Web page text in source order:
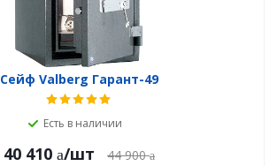
Сейф Valberg Гарант-49
Есть в наличии
40 410 /шт 44 900